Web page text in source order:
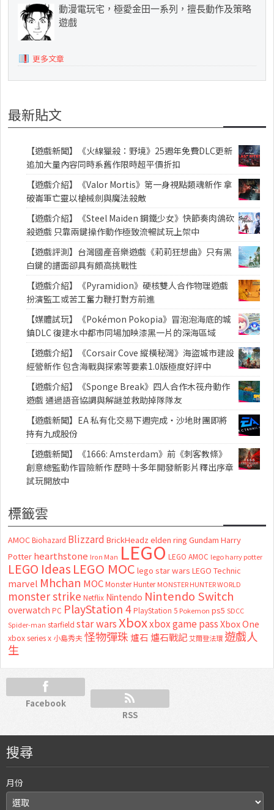
動漫電玩宅，極愛金田一系列，擅長動作及策略
遊戲
更多文章
最新貼文
【遊戲新聞】《火線獵殺：野境》25週年免費DLC更新
追加大量內容同時系舊作限時超平價折扣
【遊戲介紹】《Valor Mortis》第一身視點類魂新作 拿
破崙軍亡靈以槍械劍與魔法殺敵
【遊戲介紹】《Steel Maiden 鋼鐵少女》快節奏肉鴿砍
殺遊戲 只靠兩鍵操作動作極致流暢試玩上架中
【遊戲評測】台灣國產音樂遊戲《莉莉狂想曲》只有黑
白鍵的譜面卻具有頗高挑戰性
【遊戲介紹】《Pyramidion》硬核雙人合作物理遊戲
扮演監工或苦工奮力鞭打對方前進
【媒體試玩】《Pokémon Pokopia》冒泡泡海底的城
鎮DLC 復建水中都市同場加映漆黑一片的深海區域
【遊戲介紹】《Corsair Cove 縱橫秘灣》海盜城市建設
經營新作 包含海戰與探索等要素1.0版極度好評中
【遊戲介紹】《Sponge Break》四人合作木筏舟動作
遊戲 通過語音協調與解謎並救助掉隊隊友
【遊戲新聞】EA 私有化交易下週完成・沙地財團即將
持有九成股份
【遊戲新聞】《1666: Amsterdam》前《刺客教條》
創意總監動作冒險新作 歷時十多年開發新影片釋出序章
試玩開放中
標籤雲
AMOC Biohazard Blizzard BrickHeadz elden ring Gundam Harry
Potter hearthstone Iron Man LEGO LEGO AMOC lego harry potter
LEGO Ideas LEGO MOC lego star wars LEGO Technic
marvel Mhchan MOC Monster Hunter MONSTER HUNTER WORLD
monster strike Netflix Nintendo Nintendo Switch
overwatch PC PlayStation 4 PlayStation 5 Pokemon ps5 SDCC
Spider-man starfield star warsXboxxbox game passXbox One
xbox series x 小島秀夫怪物彈珠 爐石 爐石戰記艾爾登法環 遊戲人
生
Facebook
RSS
搜尋
月份